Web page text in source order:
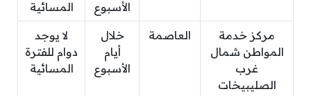
الأسبوع
المسائية
مركز خدمة
المواطن شمال
غرب
الصليبيخات
العاصمة
خلال
أيام
الأسبوع
لا يوجد
دوام للفترة
المسائية